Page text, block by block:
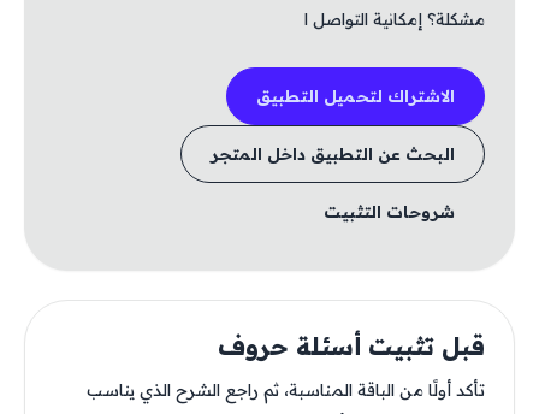
مشكلة؟ إمكانية التواصل ا
الاشتراك لتحميل التطبيق
البحث عن التطبيق داخل المتجر
شروحات التثبيت
قبل تثبيت أسئلة حروف
تأكد أولًا من الباقة المناسبة، ثم راجع الشرح الذي يناسب